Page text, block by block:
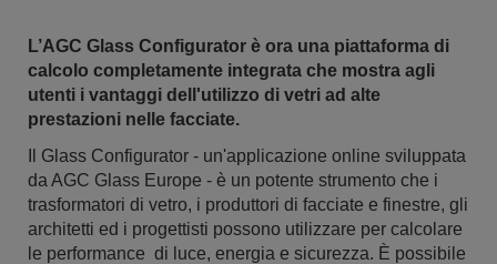
L’AGC Glass Configurator è ora una piattaforma di
calcolo completamente integrata che mostra agli
utenti i vantaggi dell'utilizzo di vetri ad alte
prestazioni nelle facciate.
Il Glass Configurator - un'applicazione online sviluppata
da AGC Glass Europe - è un potente strumento che i
trasformatori di vetro, i produttori di facciate e finestre, gli
architetti ed i progettisti possono utilizzare per calcolare
le performance di luce, energia e sicurezza. È possibile